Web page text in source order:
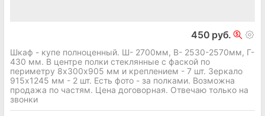
450 руб.
Шкаф - купе полноценный. Ш- 2700мм, В- 2530-2570мм, Г-
430 мм. В центре полки стеклянные с фаской по
периметру 8х300х905 мм и креплением - 7 шт. Зеркало
915х1245 мм - 2 шт. Есть фото - за полками. Возможна
продажа по частям. Цена договорная. Отвечаю только на
звонки